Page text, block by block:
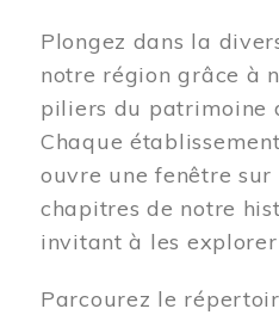
Plongez dans la
notre région grâce à
piliers du patrimoine
Chaque
ouvre une fenêtre
chapitres de notre
invitant à les
Parcourez le